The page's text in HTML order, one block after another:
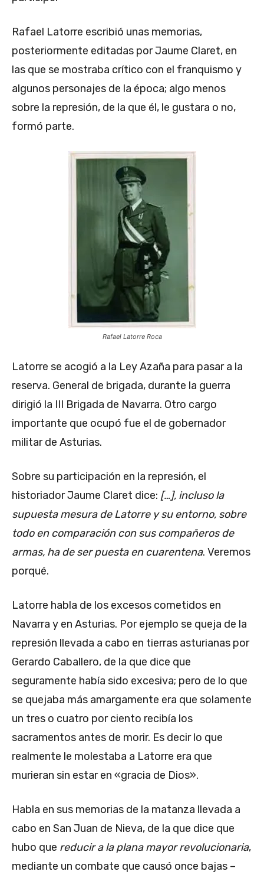
Rafael Latorre escribió unas memorias,
posteriormente editadas por Jaume Claret, en
las que se mostraba crítico con el franquismo y
algunos personajes de la época; algo menos
sobre la represión, de la que él, le gustara o no,
formó parte.
Rafael Latorre Roca
Latorre se acogió a la Ley Azaña para pasar a la
reserva. General de brigada, durante la guerra
dirigió la III Brigada de Navarra. Otro cargo
importante que ocupó fue el de gobernador
militar de Asturias.
Sobre su participación en la represión, el
historiador Jaume Claret dice: […], incluso la
supuesta mesura de Latorre y su entorno, sobre
todo en comparación con sus compañeros de
armas, ha de ser puesta en cuarentena. Veremos
porqué.
Latorre habla de los excesos cometidos en
Navarra y en Asturias. Por ejemplo se queja de la
represión llevada a cabo en tierras asturianas por
Gerardo Caballero, de la que dice que
seguramente había sido excesiva; pero de lo que
se quejaba más amargamente era que solamente
un tres o cuatro por ciento recibía los
sacramentos antes de morir. Es decir lo que
realmente le molestaba a Latorre era que
murieran sin estar en «gracia de Dios».
Habla en sus memorias de la matanza llevada a
cabo en San Juan de Nieva, de la que dice que
hubo que reducir a la plana mayor revolucionaria,
mediante un combate que causó once bajas –